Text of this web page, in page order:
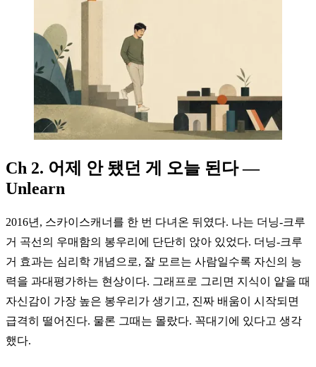
Ch 2. 어제 안 됐던 게 오늘 된다 —
Unlearn
2016년, 스카이스캐너를 한 번 다녀온 뒤였다. 나는 더닝-크루
거 곡선의 우매함의 봉우리에 단단히 앉아 있었다. 더닝-크루
거 효과는 심리학 개념으로, 잘 모르는 사람일수록 자신의 능
력을 과대평가하는 현상이다. 그래프로 그리면 지식이 얕을 때
자신감이 가장 높은 봉우리가 생기고, 진짜 배움이 시작되면
급격히 떨어진다. 물론 그때는 몰랐다. 꼭대기에 있다고 생각
했다.